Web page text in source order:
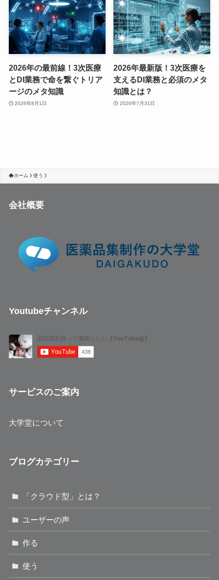
2026年の最前線！3次医療
とDI業務で命を繋ぐトリア
ージのメタ知識
2026年8月1日
2026年最新版！3次医療を
支えるDI業務と必須のメタ
知識とは？
2026年7月31日
ホーム 使う
会社概要
Youtubeチャンネル
サービスのご案内
大学堂について
ブログカテゴリー
「クラウド型」とは？
ユーザーの声
作る
使う